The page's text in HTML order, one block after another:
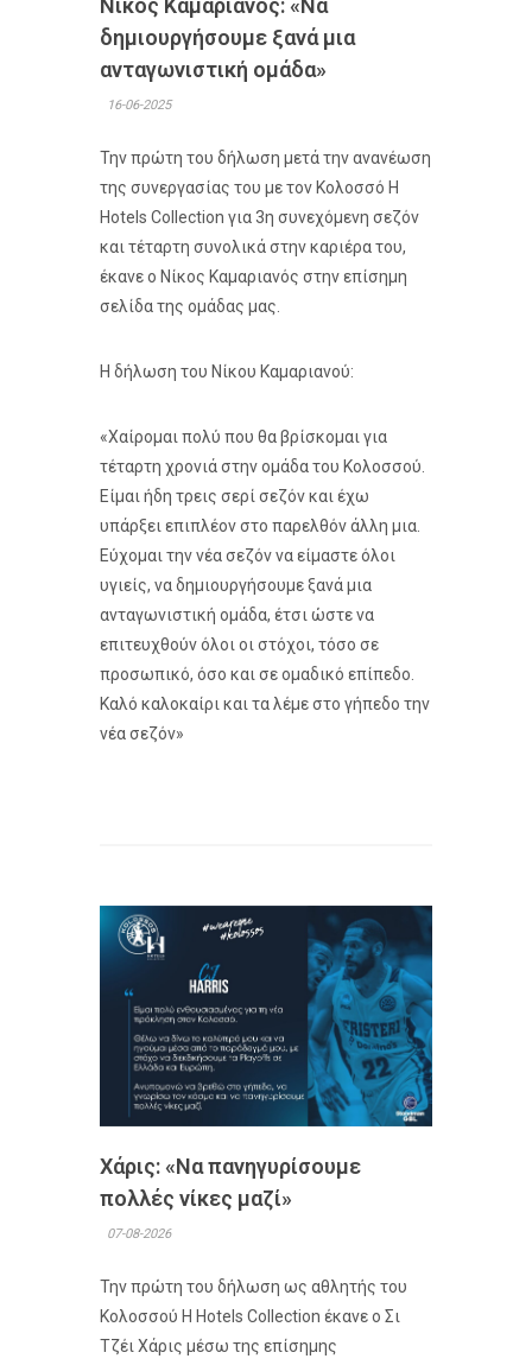
δημιουργήσουμε ξανά μια
ανταγωνιστική ομάδα»
16-06-2025
Την πρώτη του δήλωση μετά την ανανέωση
της συνεργασίας του με τον Κολοσσό H
Hotels Collection για 3η συνεχόμενη σεζόν
και τέταρτη συνολικά στην καριέρα του,
έκανε ο Νίκος Καμαριανός στην επίσημη
σελίδα της ομάδας μας.
Η δήλωση του Νίκου Καμαριανού:
«Χαίρομαι πολύ που θα βρίσκομαι για
τέταρτη χρονιά στην ομάδα του Κολοσσού.
Είμαι ήδη τρεις σερί σεζόν και έχω
υπάρξει επιπλέον στο παρελθόν άλλη μια.
Εύχομαι την νέα σεζόν να είμαστε όλοι
υγιείς, να δημιουργήσουμε ξανά μια
ανταγωνιστική ομάδα, έτσι ώστε να
επιτευχθούν όλοι οι στόχοι, τόσο σε
προσωπικό, όσο και σε ομαδικό επίπεδο.
Καλό καλοκαίρι και τα λέμε στο γήπεδο την
νέα σεζόν»
Χάρις: «Να πανηγυρίσουμε
πολλές νίκες μαζί»
07-08-2026
Την πρώτη του δήλωση ως αθλητής του
Κολοσσού H Hotels Collection έκανε ο Σι
Τζέι Χάρις μέσω της επίσημης